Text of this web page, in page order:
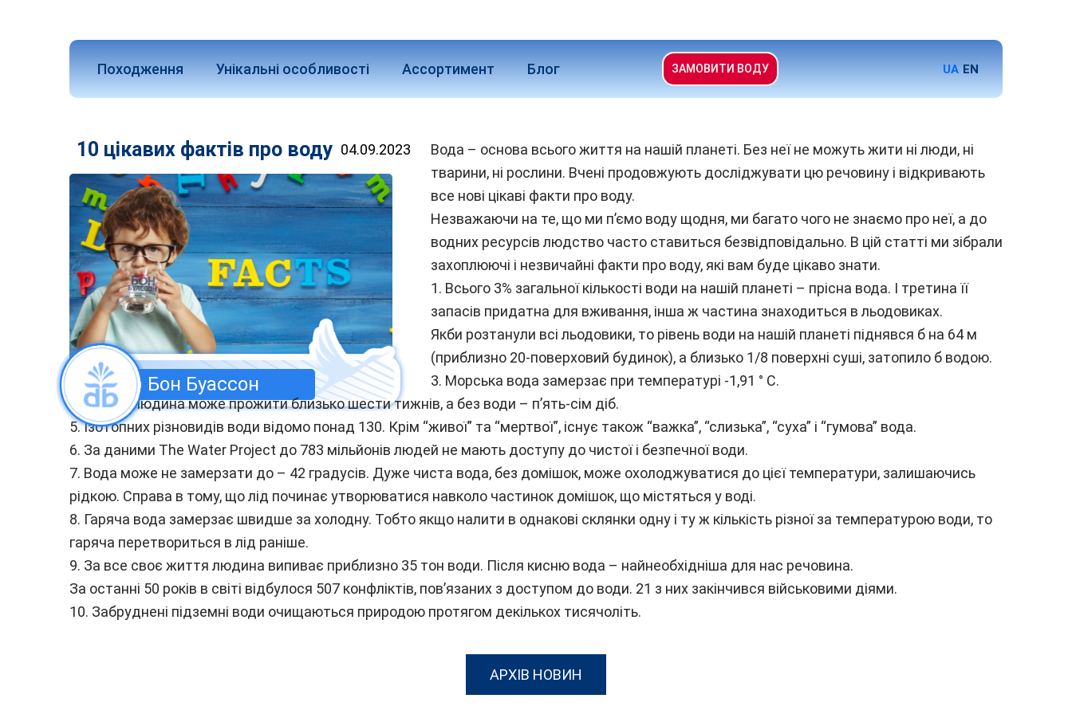
Походження Унікальні особливості Ассортимент Блог ЗАМОВИТИ ВОДУ UA EN
10 цікавих фактів про воду 04.09.2023
Бон Буассон
Вода – основа всього життя на нашій планеті. Без неї не можуть жити ні люди, ні
тварини, ні рослини. Вчені продовжують досліджувати цю речовину і відкривають
все нові цікаві факти про воду.
Незважаючи на те, що ми п’ємо воду щодня, ми багато чого не знаємо про неї, а до
водних ресурсів людство часто ставиться безвідповідально. В цій статті ми зібрали
захоплюючі і незвичайні факти про воду, які вам буде цікаво знати.
1. Всього 3% загальної кількості води на нашій планеті – прісна вода. І третина її
запасів придатна для вживання, інша ж частина знаходиться в льодовиках.
Якби розтанули всі льодовики, то рівень води на нашій планеті піднявся б на 64 м
(приблизно 20-поверховий будинок), а близько 1/8 поверхні суші, затопило б водою.
3. Морська вода замерзає при температурі -1,91 ° C.
4. Без їжі людина може прожити близько шести тижнів, а без води – п’ять-сім діб.
5. Ізотопних різновидів води відомо понад 130. Крім “живої” та “мертвої”, існує також “важка”, “слизька”, “суха” і “гумова” вода.
6. За даними The Water Project до 783 мільйонів людей не мають доступу до чистої і безпечної води.
7. Вода може не замерзати до – 42 градусів. Дуже чиста вода, без домішок, може охолоджуватися до цієї температури, залишаючись
рідкою. Справа в тому, що лід починає утворюватися навколо частинок домішок, що містяться у воді.
8. Гаряча вода замерзає швидше за холодну. Тобто якщо налити в однакові склянки одну і ту ж кількість різної за температурою води, то
гаряча перетвориться в лід раніше.
9. За все своє життя людина випиває приблизно 35 тон води. Після кисню вода – найнеобхідніша для нас речовина.
За останні 50 років в світі відбулося 507 конфліктів, пов’язаних з доступом до води. 21 з них закінчився військовими діями.
10. Забруднені підземні води очищаються природою протягом декількох тисячоліть.
АРХІВ НОВИН